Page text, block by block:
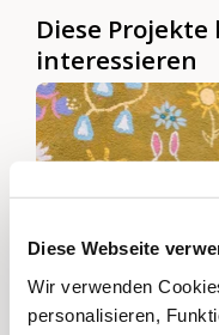
Diese Webseite
Wir verwenden
personalisieren,
Diese
interessieren